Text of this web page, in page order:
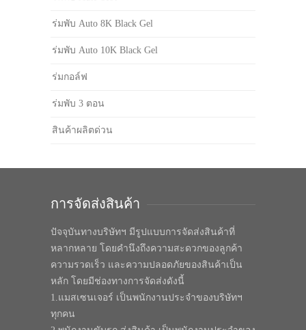
ร่มพับ Auto 8K Black Gel
ร่มพับ Auto 10K Black Gel
ร่มกอล์ฟ
ร่มพับ 3 ตอน
สินค้าผลิตด่วน
การจัดส่งสินค้า
ปัจจุบันทางบริษัทฯ มีรูปแบบการจัดส่งสินค้าที่
หลากหลาย โดยคำนึงถึงความสะดวกของลูกค้า
ความรวดเร็ว และความปลอดภัยของสินค้าเป็น
หลัก โดยมีช่องทางการจัดส่งดังนี้
1.แมสเซนเจอร์ เป็นพนักงานประจำของบริษัทฯ
ทุกคน